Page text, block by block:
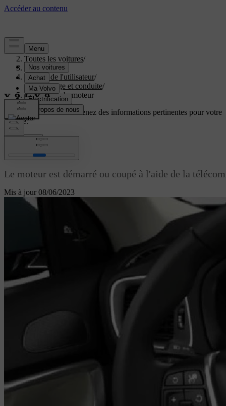
Aide/
Toutes les voitures/
V40 2019/
Manuel de l'utilisateur/
Démarrage et conduite/
Démarrage du moteur
Soutien personnaliséObtenez des informations pertinentes pour votre
voiture.
Connexion
Mis à jour 08/06/2023
Démarrage du moteur
Le moteur est démarré ou coupé à l'aide de la